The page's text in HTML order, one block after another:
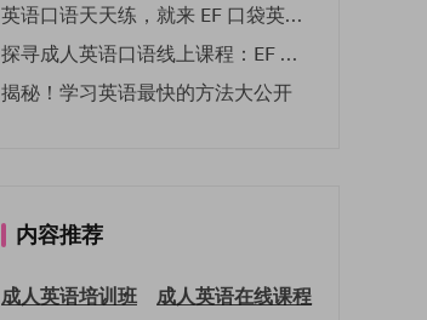
英语口语天天练，就来 EF 口袋英语微信小程序
探寻成人英语口语线上课程：EF 英孚教育凭什么领航
揭秘！学习英语最快的方法大公开
内容推荐
成人英语培训班
成人英语在线课程